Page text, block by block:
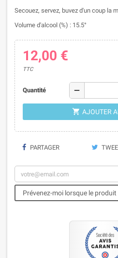
Secouez, servez, buvez d'un coup la
Volume d'alcool (%) : 15.5°
12,00 €
TTC
Quantité remove
 AJOUTER
PARTAGER
Prévenez-moi lorsque le